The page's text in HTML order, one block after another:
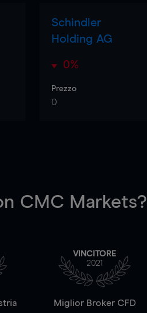
Schindler
Holding AG
0%
Prezzo
0
CMC Markets?
VINCITORE
2021
Miglior Broker CFD